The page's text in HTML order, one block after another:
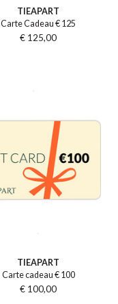
TIEAPART
Carte Cadeau € 125
€ 125,00
TIEAPART
Carte cadeau € 100
€ 100,00